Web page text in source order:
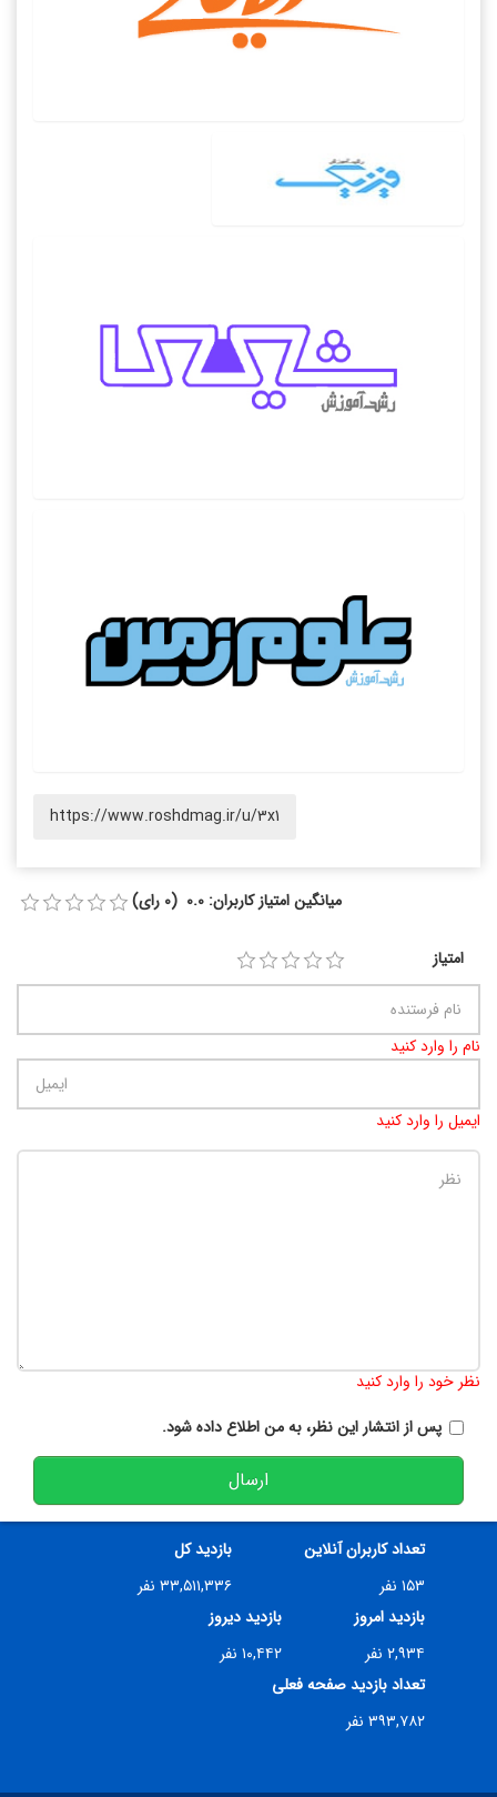
https://www.roshdmag.ir/u/3x1
میانگین امتیاز کاربران: 0.0 (0 رای)
امتیاز
نام را وارد کنید
ایمیل را وارد کنید
نظر خود را وارد کنید
پس از انتشار این نظر، به من اطلاع داده شود.
ارسال
تعداد کاربران آنلاین
۱۵۳ نفر
بازدید کل
۳۳,۵۱۱,۳۳۶ نفر
بازدید امروز
۲,۹۳۴ نفر
بازدید دیروز
۱۰,۴۴۲ نفر
تعداد بازدید صفحه فعلی
۳۹۳,۷۸۲ نفر